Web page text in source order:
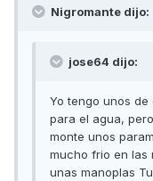
Nigromante dijo:
jose64 dijo:
Yo tengo unos de
para el agua,
monte unos
mucho frio en las
unas manoplas